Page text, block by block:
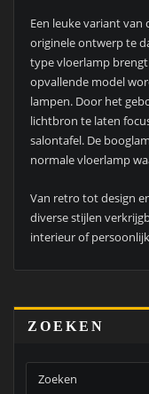
Een leuke variant
originele ontwerp te
type vloerlamp
opvallende model
lampen. Door het
lichtbron te laten
salontafel. De
normale vloerlamp
Van retro tot design
diverse stijlen
interieur of
ZOEKEN